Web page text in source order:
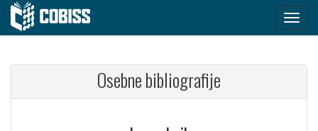
Osebne bibliografije